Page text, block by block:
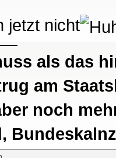
jetzt nicht
als das
am
noch